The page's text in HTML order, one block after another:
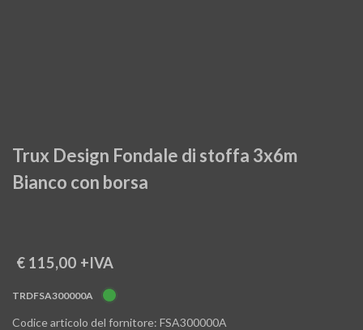
Trux Design Fondale di stoffa 3x6m
Bianco con borsa
€ 115,00 +IVA
TRDFSA300000A
Codice articolo del fornitore: FSA300000A